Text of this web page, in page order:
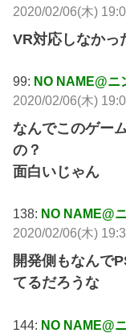
2020/02/06(木)
VR対応しなかっ
99: NO NAME@ニ
2020/02/06(木)
なんでこのゲー
の？
面白いじゃん
138: NO NAME@
2020/02/06(木)
開発側もなんで
てるだろうな
144: NO NAME@